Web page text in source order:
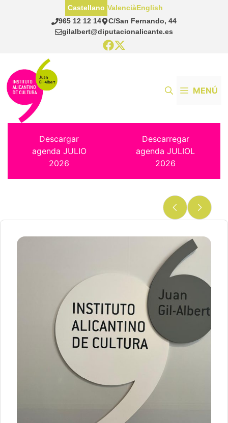
965 12 12 14
C/San Fernando, 44
gilalbert@diputacionalicante.es
Castellano ValenciàEnglish
MENÚ
Descargar
agenda JULIO
2026
Descarregar
agenda JULIOL
2026